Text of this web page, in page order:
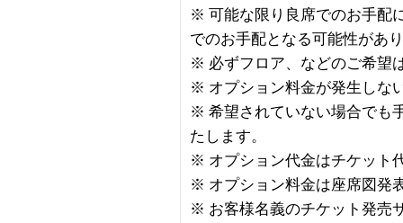
※ 可能な限り良席でのお手配
でのお手配となる可能性があ
※ 必ずフロア、などのご希望
※ オプション料金が発生しな
※ 希望されていない場合でも
たします。
※ オプション代金はチケット
※ オプション料金は座席図発
※ お客様名義のチケット発売